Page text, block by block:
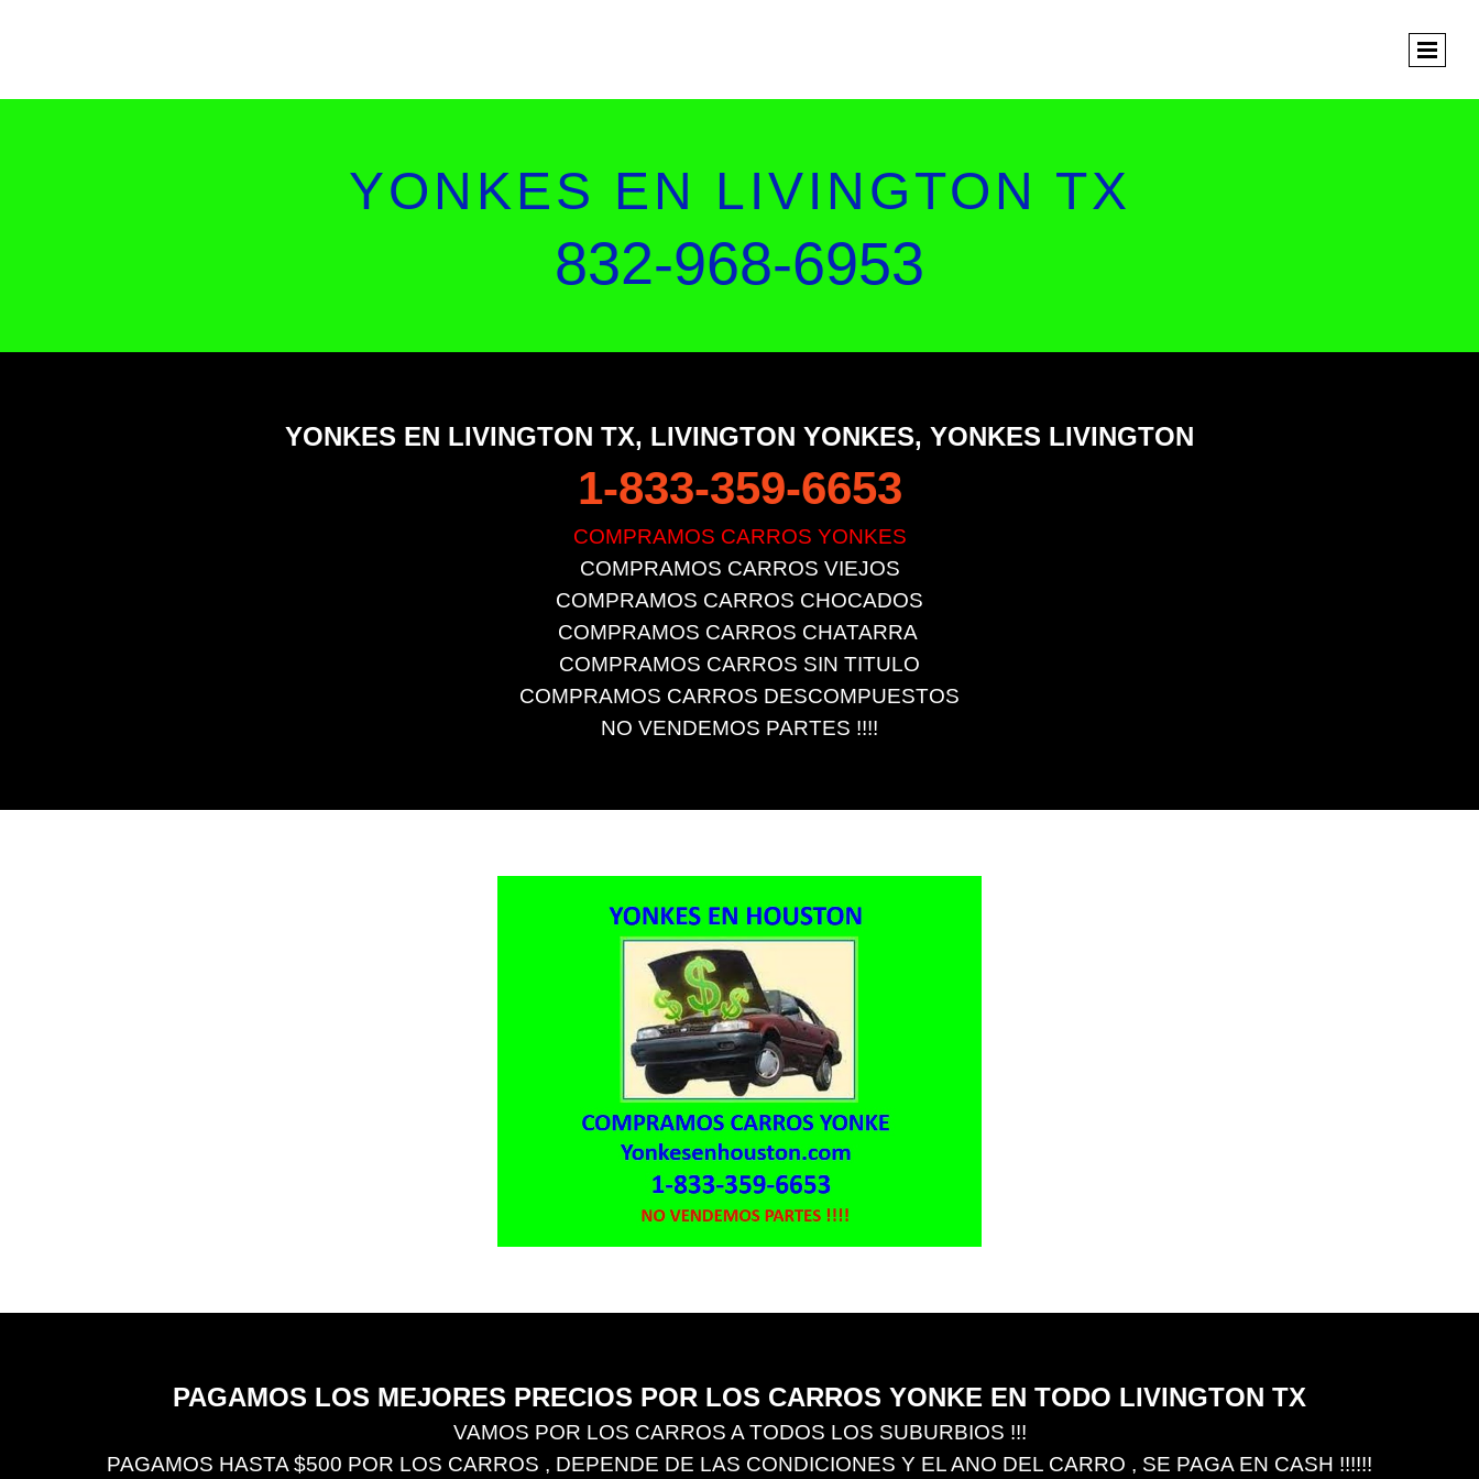
YONKES EN LIVINGTON TX
832-968-6953
YONKES EN LIVINGTON TX, LIVINGTON YONKES, YONKES LIVINGTON
1-833-359-6653
COMPRAMOS CARROS YONKES
COMPRAMOS CARROS VIEJOS
COMPRAMOS CARROS CHOCADOS
COMPRAMOS CARROS CHATARRA ​
COMPRAMOS CARROS SIN TITULO
COMPRAMOS CARROS DESCOMPUESTOS
NO VENDEMOS PARTES !!!!
PAGAMOS LOS MEJORES PRECIOS POR LOS CARROS YONKE EN TODO LIVINGTON TX
VAMOS POR LOS CARROS A TODOS LOS SUBURBIOS !!!
PAGAMOS HASTA $500 POR LOS CARROS , DEPENDE DE LAS CONDICIONES Y EL ANO DEL CARRO , SE PAGA EN CASH !!!!!!